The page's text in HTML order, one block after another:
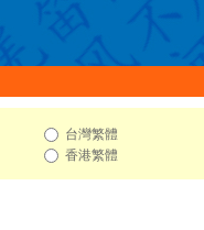
台灣繁體
香港繁體